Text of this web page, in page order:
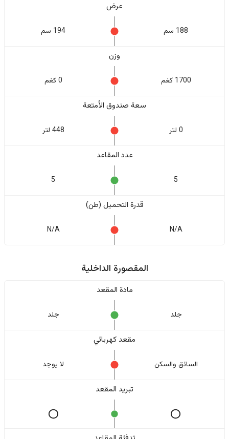
عرض
188 سم 194 سم
وزن
1700 كغم 0 كغم
سعة صندوق الأمتعة
0 لتر 448 لتر
عدد المقاعد
5
5
قدرة التحميل (طن)
N/A
N/A
المقصورة الداخلية
مادة المقعد
جلد جلد
مقعد كهربائي
السائق والسکن لا یوجد
تبريد المقعد